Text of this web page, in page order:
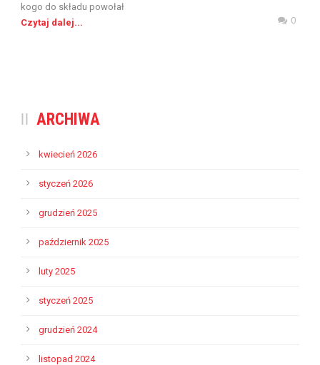
kogo do składu powołał
Czytaj dalej...
0
ARCHIWA
kwiecień 2026
styczeń 2026
grudzień 2025
październik 2025
luty 2025
styczeń 2025
grudzień 2024
listopad 2024